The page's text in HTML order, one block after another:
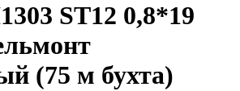
ST12 0,8*19
(75 м бухта)